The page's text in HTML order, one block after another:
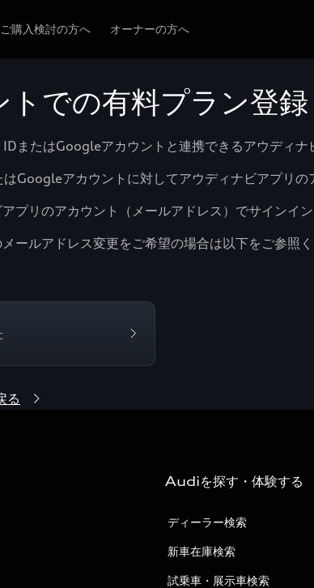
ご購入検討の方へ オーナーの方へ
トでの有料プラン登録
またはGoogleアカウントと連携できるアウディナ
Googleアカウントに対してアウディナビアプリの
プリのアカウント（メールアドレス）でサインイン
ールアドレス変更をご希望の場合は以下をご参照く
る
Audiを探す・体験する
ディーラー検索
新車在庫検索
試乗車・展示車検索